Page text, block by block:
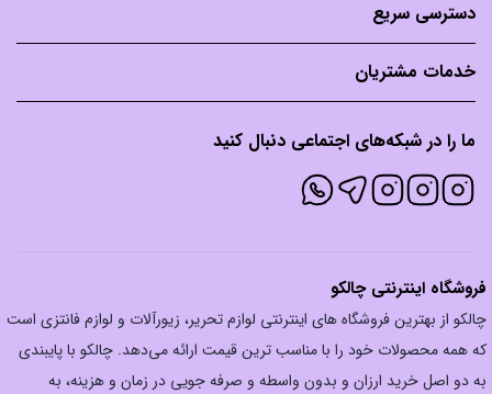
دسترسی سریع
خدمات مشتریان
ما را در شبکه‌های اجتماعی دنبال کنید
فروشگاه اینترنتی چالکو
چالکو از بهترین فروشگاه های اینترنتی لوازم تحریر، زیورآلات و لوازم فانتزی است
که همه محصولات خود را با مناسب ترین قیمت ارائه می‌دهد. چالکو با پایبندی
به دو اصل خرید ارزان‌ و بدون واسطه و صرفه جویی در زمان و هزینه، به